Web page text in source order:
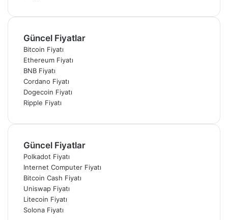
Güncel Fiyatlar
Bitcoin Fiyatı
Ethereum Fiyatı
BNB Fiyatı
Cordano Fiyatı
Dogecoin Fiyatı
Ripple Fiyatı
Güncel Fiyatlar
Polkadot Fiyatı
Internet Computer Fiyatı
Bitcoin Cash Fiyatı
Uniswap Fiyatı
Litecoin Fiyatı
Solona Fiyatı